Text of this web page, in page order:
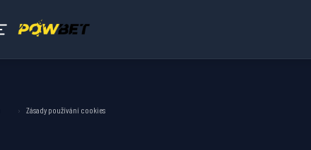
› Zásady používání cookies